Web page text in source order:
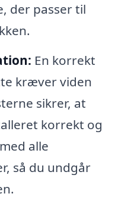
der passer til
En korrekt
kræver viden
sikrer, at
korrekt og
alle
så du undgår